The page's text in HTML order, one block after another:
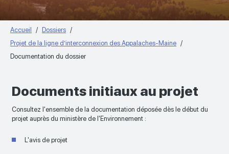
Accueil
Dossiers
Projet de la ligne d’interconnexion des Appalaches-Maine
Documentation du dossier
Documents initiaux au projet
Consultez l'ensemble de la documentation déposée dès le début du
projet auprès du ministère de l'Environnement :
L'avis de projet